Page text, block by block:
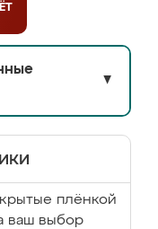
▼
плёнкой
ваш выбор